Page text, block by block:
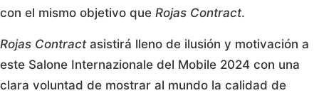
con el mismo objetivo que Rojas Contract.
Rojas Contractasistirá lleno de ilusión y motivación a
este Salone Internazionale del Mobile 2024 con una
clara voluntad de mostrar al mundo la calidad de